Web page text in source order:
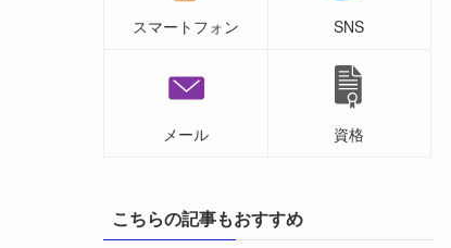
スマートフォン SNS
メール 資格
こちらの記事もおすすめ